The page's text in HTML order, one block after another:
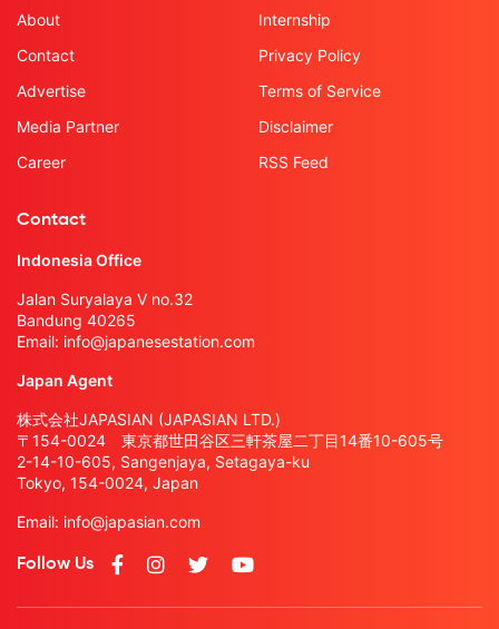
About
Contact
Advertise
Media Partner
Career
Internship
Privacy Policy
Terms of Service
Disclaimer
RSS Feed
Contact
Indonesia Office
Jalan Suryalaya V no.32
Bandung 40265
Email: info@japanesestation.com
Japan Agent
株式会社JAPASIAN (JAPASIAN LTD.)
〒154-0024 東京都世田谷区三軒茶屋二丁目14番10-605号
2-14-10-605, Sangenjaya, Setagaya-ku
Tokyo, 154-0024, Japan
Email: info@japasian.com
Follow Us